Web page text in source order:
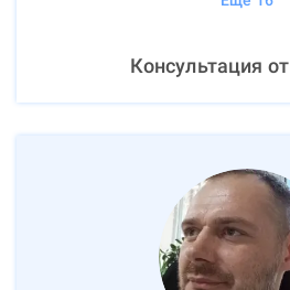
Консультация от